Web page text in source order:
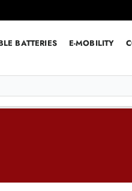
BATTERIES E-MOBILITY